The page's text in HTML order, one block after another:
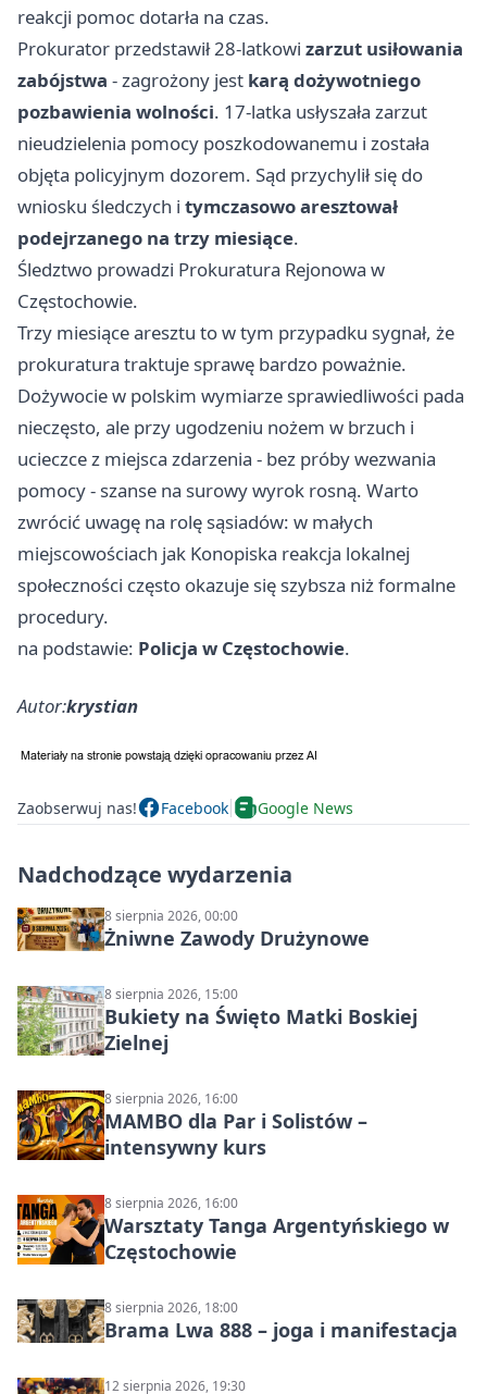
reakcji pomoc dotarła na czas.
Prokurator przedstawił 28-latkowi zarzut usiłowania
zabójstwa - zagrożony jest karą dożywotniego
pozbawienia wolności. 17-latka usłyszała zarzut
nieudzielenia pomocy poszkodowanemu i została
objęta policyjnym dozorem. Sąd przychylił się do
wniosku śledczych i tymczasowo aresztował
podejrzanego na trzy miesiące.
Śledztwo prowadzi Prokuratura Rejonowa w
Częstochowie.
Trzy miesiące aresztu to w tym przypadku sygnał, że
prokuratura traktuje sprawę bardzo poważnie.
Dożywocie w polskim wymiarze sprawiedliwości pada
nieczęsto, ale przy ugodzeniu nożem w brzuch i
ucieczce z miejsca zdarzenia - bez próby wezwania
pomocy - szanse na surowy wyrok rosną. Warto
zwrócić uwagę na rolę sąsiadów: w małych
miejscowościach jak Konopiska reakcja lokalnej
społeczności często okazuje się szybsza niż formalne
procedury.
na podstawie: Policja w Częstochowie.
Autor:krystian
Zaobserwuj nas! Facebook Google News
Nadchodzące wydarzenia
8 sierpnia 2026, 00:00
Żniwne Zawody Drużynowe
8 sierpnia 2026, 15:00
Bukiety na Święto Matki Boskiej
Zielnej
8 sierpnia 2026, 16:00
MAMBO dla Par i Solistów –
intensywny kurs
8 sierpnia 2026, 16:00
Warsztaty Tanga Argentyńskiego w
Częstochowie
8 sierpnia 2026, 18:00
Brama Lwa 888 – joga i manifestacja
12 sierpnia 2026, 19:30